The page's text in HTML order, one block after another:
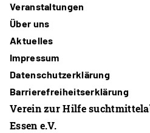
Veranstaltungen
Über uns
Aktuelles
Impressum
Datenschutzerklärung
Barrierefreiheitserklärung
Verein zur Hilfe
Essen e.V.